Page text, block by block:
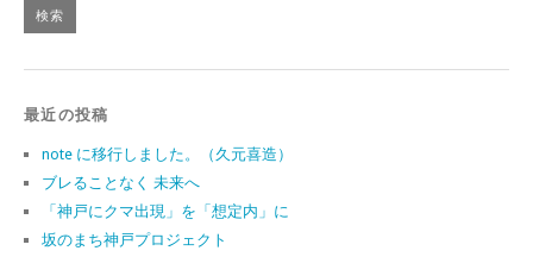
最近の投稿
note に移行しました。（久元喜造）
ブレることなく 未来へ
「神戸にクマ出現」を「想定内」に
坂のまち神戸プロジェクト